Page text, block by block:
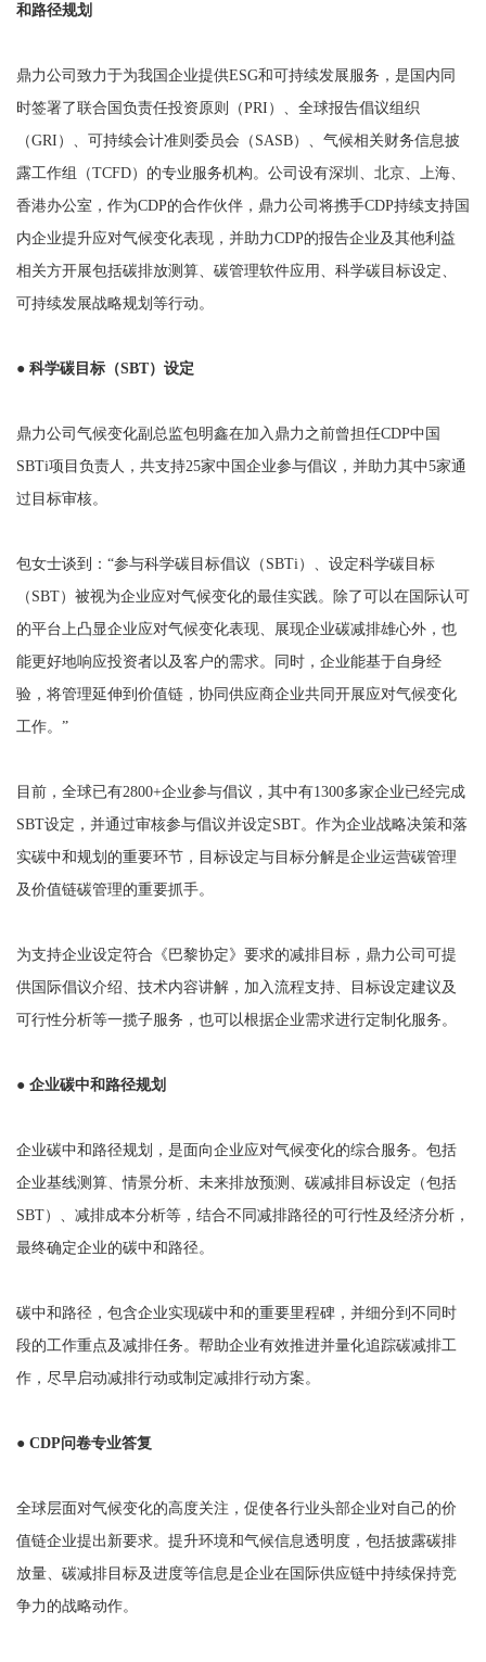
和路径规划
鼎力公司致力于为我国企业提供ESG和可持续发展服务，是国内同
时签署了联合国负责任投资原则（PRI）、全球报告倡议组织
（GRI）、可持续会计准则委员会（SASB）、气候相关财务信息披
露工作组（TCFD）的专业服务机构。公司设有深圳、北京、上海、
香港办公室，作为CDP的合作伙伴，鼎力公司将携手CDP持续支持国
内企业提升应对气候变化表现，并助力CDP的报告企业及其他利益
相关方开展包括碳排放测算、碳管理软件应用、科学碳目标设定、
可持续发展战略规划等行动。
● 科学碳目标（SBT）设定
鼎力公司气候变化副总监包明鑫在加入鼎力之前曾担任CDP中国
SBTi项目负责人，共支持25家中国企业参与倡议，并助力其中5家通
过目标审核。
包女士谈到：“参与科学碳目标倡议（SBTi）、设定科学碳目标
（SBT）被视为企业应对气候变化的最佳实践。除了可以在国际认可
的平台上凸显企业应对气候变化表现、展现企业碳减排雄心外，也
能更好地响应投资者以及客户的需求。同时，企业能基于自身经
验，将管理延伸到价值链，协同供应商企业共同开展应对气候变化
工作。”
目前，全球已有2800+企业参与倡议，其中有1300多家企业已经完成
SBT设定，并通过审核参与倡议并设定SBT。作为企业战略决策和落
实碳中和规划的重要环节，目标设定与目标分解是企业运营碳管理
及价值链碳管理的重要抓手。
为支持企业设定符合《巴黎协定》要求的减排目标，鼎力公司可提
供国际倡议介绍、技术内容讲解，加入流程支持、目标设定建议及
可行性分析等一揽子服务，也可以根据企业需求进行定制化服务。
● 企业碳中和路径规划
企业碳中和路径规划，是面向企业应对气候变化的综合服务。包括
企业基线测算、情景分析、未来排放预测、碳减排目标设定（包括
SBT）、减排成本分析等，结合不同减排路径的可行性及经济分析，
最终确定企业的碳中和路径。
碳中和路径，包含企业实现碳中和的重要里程碑，并细分到不同时
段的工作重点及减排任务。帮助企业有效推进并量化追踪碳减排工
作，尽早启动减排行动或制定减排行动方案。
● CDP问卷专业答复
全球层面对气候变化的高度关注，促使各行业头部企业对自己的价
值链企业提出新要求。提升环境和气候信息透明度，包括披露碳排
放量、碳减排目标及进度等信息是企业在国际供应链中持续保持竞
争力的战略动作。